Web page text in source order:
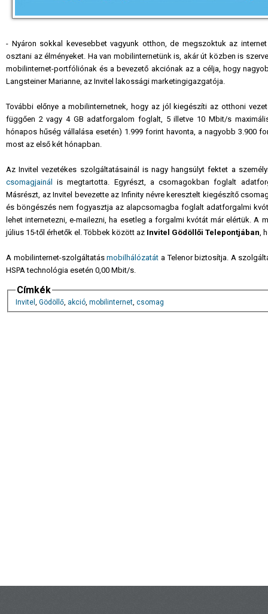
- Nyáron sokkal kevesebbet vagyunk otthon, de megszoktuk az
osztani az élményeket. Ha van mobilinternetünk is, akár út közben is
mobilinternet-portfóliónak és a bevezető akciónak az a célja, hogy
Langsteiner Marianne, az Invitel lakossági marketingigazgatója.
További előnye a mobilinternetnek, hogy az jól kiegészíti az otthoni
függően 2 vagy 4 GB adatforgalom foglalt, 5 illetve 10 Mbit/s
hónapos hűség vállalása esetén) 1.999 forint havonta, a nagyobb 3.900
most az első két hónapban.
Az Invitel vezetékes szolgáltatásainál is nagy hangsúlyt fektet a
csomagjainál
is megtartotta. Egyrészt, a csomagokban foglalt
Másrészt, az Invitel bevezette az Infinity névre keresztelt kiegészítő
és böngészés nem fogyasztja az alapcsomagba foglalt adatforgalmi
lehet internetezni, e-mailezni, ha esetleg a forgalmi kvótát már elértük.
július 15-től érhetők el. Többek között az Invitel Gödöllői Telepontjában,
A mobilinternet-szolgáltatásmobilhálózatát a Telenor biztosítja. A
HSPA technológia esetén 0,00 Mbit/s.
Címkék
Invitel , Gödöllő, akció, mobilinternet, csomag